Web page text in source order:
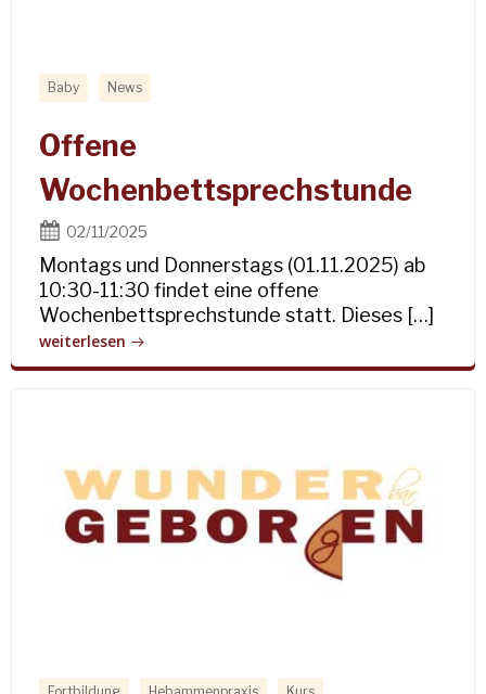
Baby News
Offene
Wochenbettsprechstunde
02/11/2025
Montags und Donnerstags (01.11.2025) ab
10:30-11:30 findet eine offene
Wochenbettsprechstunde statt. Dieses […]
weiterlesen